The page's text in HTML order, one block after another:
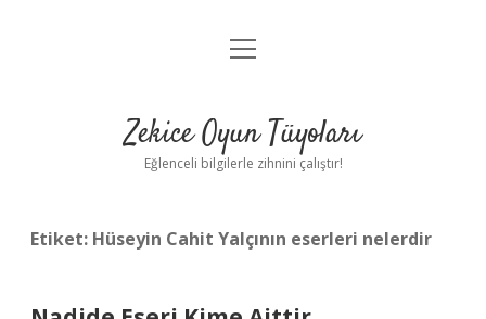
Anasayfa
Yasal Uyarı
menüyü
Zekice Oyun Tüyoları
Eğlenceli bilgilerle zihnini çalıştır!
Etiket: Hüseyin Cahit Yalçının eserleri nelerdir